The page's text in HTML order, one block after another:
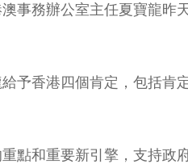
事務辦公室主任夏寶龍
予香港四個肯定，包括
點和重要新引擎，支持政